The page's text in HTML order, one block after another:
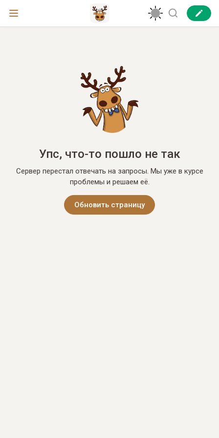
Упс, что-то пошло не так
Сервер перестал отвечать на запросы. Мы уже в курсе
проблемы и решаем её.
Обновить страницу